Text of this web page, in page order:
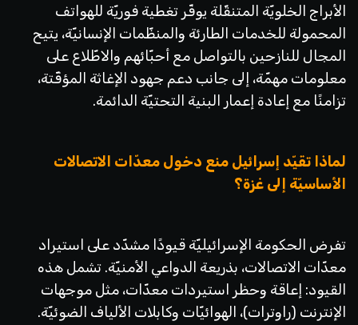
الأبراج الخلويّة المتنقّلة يوفّر تغطية فوريّة للهواتف
المحمولة للخدمات الطارئة والمنظّمات الإنسانيّة، يتيح
المجال للنازحين بالتواصل مع أحبّائهم والاطّلاع على
معلومات مهمّة، إلى جانب دعم جهود الإغاثة المؤقّتة،
تزامنًا مع إعادة إعمار البنية التحتيّة الدائمة.
لماذا تقيّد إسرائيل منع دخول معدّات الاتصالات
الأساسيّة إلى غزة؟
تفرض الحكومة الإسرائيليّة قيودًا مشدّد على استيراد
معدّات الاتصالات، بذريعة الدواعي الأمنيّة. تشمل هذه
القيود: إعاقة وحظر استيردات معدّات، مثل موجهات
الإنترنت (راوترات)، الهوائيّات وكابلات الألياف الضوئيّة.